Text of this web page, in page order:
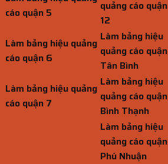
cáo quận 5
quảng cáo quận
12
Làm bảng hiệu quảng
cáo quận 6
Làm bảng hiệu
quảng cáo quận
Tân Bình
Làm bảng hiệu quảng
cáo quận 7
Làm bảng hiệu
quảng cáo quận
Bình Thạnh
Làm bảng hiệu
quảng cáo quận
Phú Nhuận